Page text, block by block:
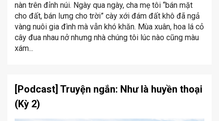
nàn trên đỉnh núi. Ngày qua ngày, cha mẹ tôi “bán mặt
cho đất, bán lưng cho trời” cày xới đám đất khô đã ngả
vàng nuôi gia đình mà vẫn khó khăn. Mùa xuân, hoa lá cỏ
cây đua nhau nở nhưng nhà chúng tôi lúc nào cũng màu
xám...
[Podcast] Truyện ngắn: Như là huyền thoại
(Kỳ 2)